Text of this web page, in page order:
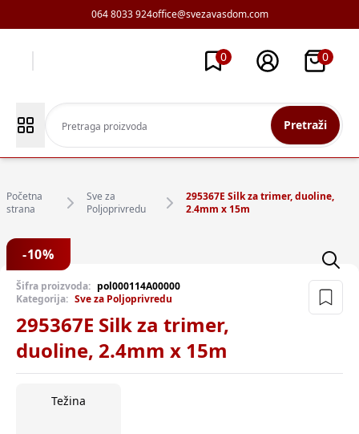
064 8033 924office@svezavasdom.com
0 0
Pretraži
Početna
strana
Sve za
Poljoprivredu
295367E Silk za trimer, duoline,
2.4mm x 15m
-10%
Šifra proizvoda: pol000114A00000
Kategorija: Sve za Poljoprivredu
295367E Silk za trimer,
duoline, 2.4mm x 15m
Težina